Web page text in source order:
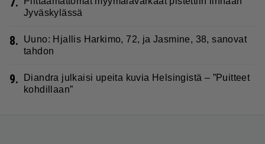
Jyväskylässä
8.
Uuno: Hjallis Harkimo, 72, ja Jasmine, 38, sanovat
tahdon
9.
Diandra julkaisi upeita kuvia Helsingistä – ”Puitteet
kohdillaan”